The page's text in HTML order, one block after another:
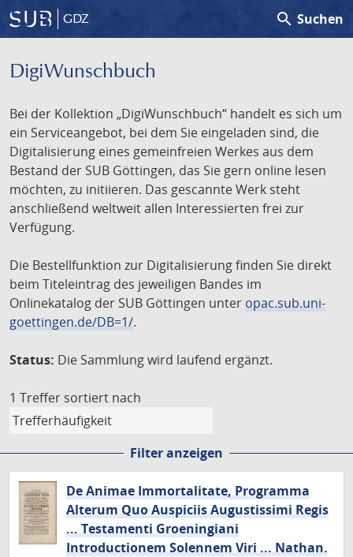
GDZ search Suchen
DigiWunschbuch
Bei der Kollektion „DigiWunschbuch“ handelt es sich um
ein Serviceangebot, bei dem Sie eingeladen sind, die
Digitalisierung eines gemeinfreien Werkes aus dem
Bestand der SUB Göttingen, das Sie gern online lesen
möchten, zu initiieren. Das gescannte Werk steht
anschließend weltweit allen Interessierten frei zur
Verfügung.
Die Bestellfunktion zur Digitalisierung finden Sie direkt
beim Titeleintrag des jeweiligen Bandes im
Onlinekatalog der SUB Göttingen unter opac.sub.uni-
goettingen.de/DB=1/.
Status: Die Sammlung wird laufend ergänzt.
1 Treffer sortiert nach
Filter anzeigen
De Animae Immortalitate, Programma
Alterum Quo Auspiciis Augustissimi Regis
... Testamenti Groeningiani
Introductionem Solennem Viri ... Nathan.